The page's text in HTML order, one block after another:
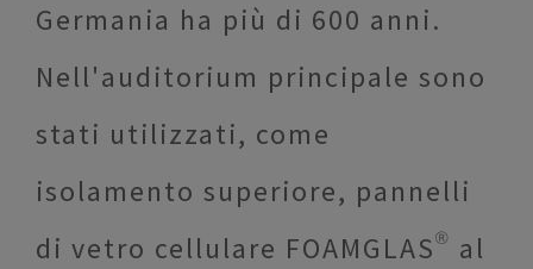
Germania ha più di 600 anni.
Nell'auditorium principale sono
stati utilizzati, come
isolamento superiore, pannelli
di vetro cellulare FOAMGLAS® al